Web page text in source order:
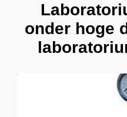
onder hoge